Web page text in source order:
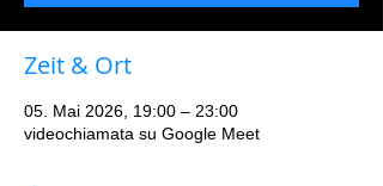
Zeit & Ort
05. Mai 2026, 19:00 – 23:00
videochiamata su Google Meet